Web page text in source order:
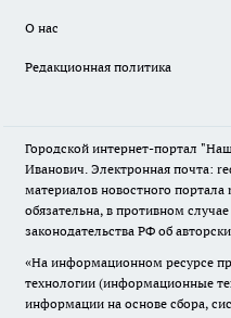
О нас
Редакционная политика
Городской интернет-портал
Иванович. Электронная почта:
материалов новостного портала
обязательна, в противном
законодательства РФ об
«На информационном ресурсе
технологии (информационные
информации на основе сбора,